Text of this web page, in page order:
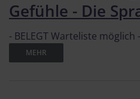
Gefühle - Die
- BELEGT Warteliste möglich -
MEHR